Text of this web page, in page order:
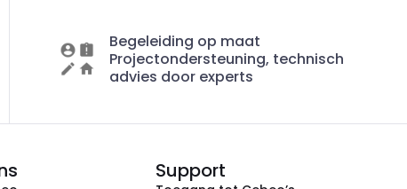
Begeleiding op maat
Projectondersteuning, technisch
advies door experts
Support